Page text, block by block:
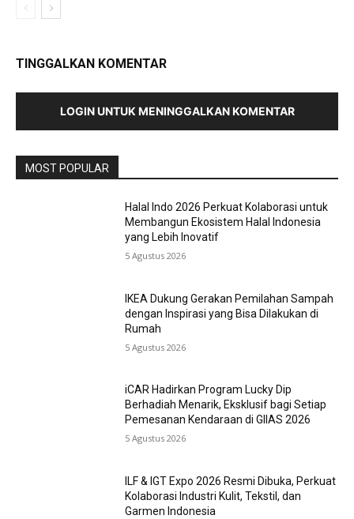
TINGGALKAN KOMENTAR
LOGIN UNTUK MENINGGALKAN KOMENTAR
MOST POPULAR
Halal Indo 2026 Perkuat Kolaborasi untuk
Membangun Ekosistem Halal Indonesia
yang Lebih Inovatif
5 Agustus 2026
IKEA Dukung Gerakan Pemilahan Sampah
dengan Inspirasi yang Bisa Dilakukan di
Rumah
5 Agustus 2026
iCAR Hadirkan Program Lucky Dip
Berhadiah Menarik, Eksklusif bagi Setiap
Pemesanan Kendaraan di GIIAS 2026
5 Agustus 2026
ILF & IGT Expo 2026 Resmi Dibuka, Perkuat
Kolaborasi Industri Kulit, Tekstil, dan
Garmen Indonesia